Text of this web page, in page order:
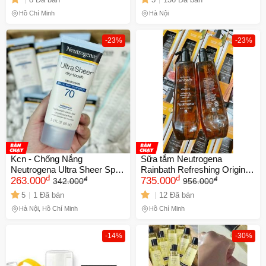
cảm, ống 88g chính hãng
Hồ Chí Minh
Nhanh, Không Nhờn Rít
Hà Nội
-23%
Kcn - Chống Nắng
Neutrogena Ultra Sheer Spf
70 88ml
263.000đ 342.000đ
5 1 Đã bán
Hà Nội, Hồ Chí Minh
-23%
Sữa tắm Neutrogena
Rainbath Refreshing Original
1182ml – sạch thơm lâu
735.000đ 956.000đ
12 Đã bán
Hồ Chí Minh
-14% -30%